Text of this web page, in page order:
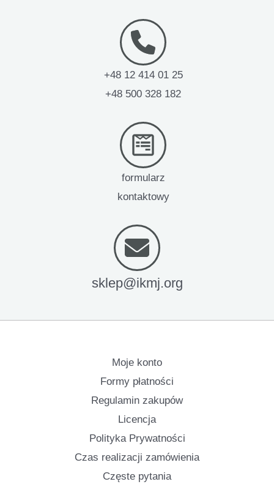
+48 12 414 01 25
+48 500 328 182
formularz
kontaktowy
sklep@ikmj.org
Moje konto
Formy płatności
Regulamin zakupów
Licencja
Polityka Prywatności
Czas realizacji zamówienia
Częste pytania